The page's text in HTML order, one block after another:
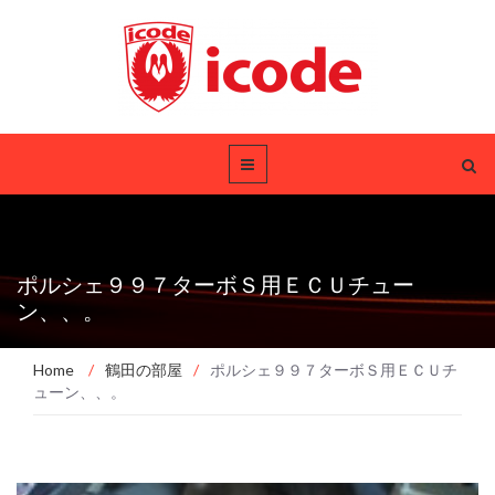
ポルシェ９９７ターボＳ用ＥＣＵチュー
ン、、。
Home / 鶴田の部屋 /
ポルシェ９９７ターボＳ用ＥＣＵチ
ューン、、。